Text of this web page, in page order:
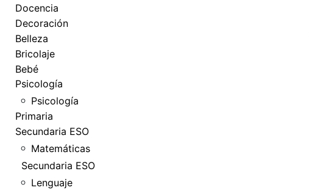
Docencia
Decoración
Belleza
Bricolaje
Bebé
Psicología
Psicología
Primaria
Secundaria ESO
Matemáticas
Secundaria ESO
Lenguaje